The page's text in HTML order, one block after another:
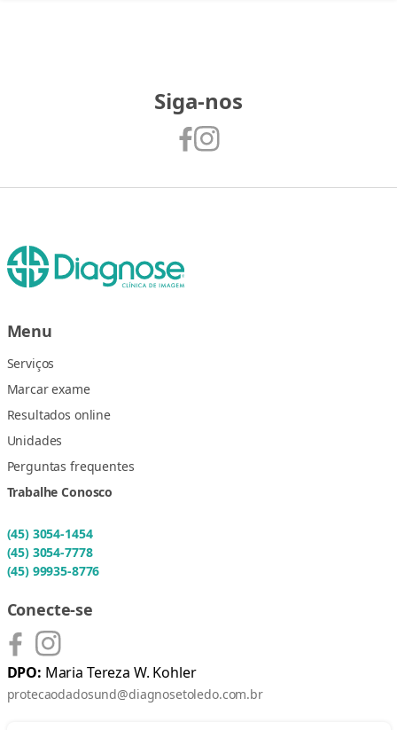
Siga-nos
Menu
Serviços
Marcar exame
Resultados online
Unidades
Perguntas frequentes
Trabalhe Conosco
(45) 3054-1454
(45) 3054-7778
(45) 99935-8776
Conecte-se
DPO: Maria Tereza W. Kohler
protecaodadosund@diagnosetoledo.com.br